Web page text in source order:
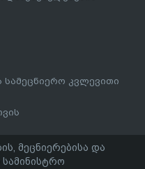
სამეცნიერო კვლევითი
მეცნიერებისა და